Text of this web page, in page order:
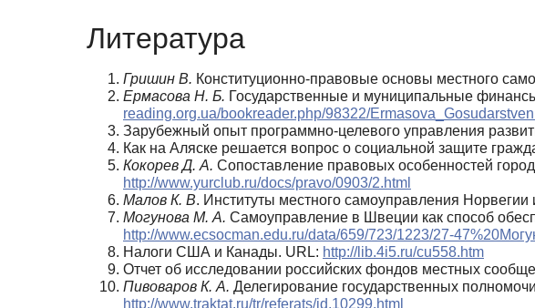
Литература
Гришин В. Конституционно-правовые основы местного
Ермасова Н. Б. Государственные и муниципальные
reading.org.ua/bookreader.php/98322/
Зарубежный опыт программно-целевого управления
Как на Аляске решается вопрос о социальной защите
Кокорев Д. А. Сопоставление правовых особенностей
http://www.yurclub.ru/docs/pravo/0903/2.html
Малов К. В. Институты местного самоуправления
Могунова М. А. Самоуправление в Швеции как способ
http://www.ecsocman.edu.ru/data/659/723/1223/27-
Налоги США и Канады. URL: http://lib.4i5.ru/cu558.htm
Отчет об исследовании российских фондов местных
Пивоваров К. А. Делегирование государственных
http://www.traktat.ru/tr/referats/id.10299.html